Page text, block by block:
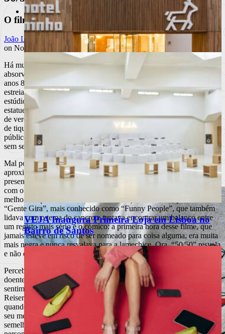
Hotel Minho
Ler mais+
Moda
Notícias
Eventos
Marcas
Beleza /Cosmética
VEJA Inaugura Primeira Loja em Lisboa no
Bairro de Santos
O filme "independente" da praxe.
João Lameira
on Novembro 3, 2011 at 12:35 am
Há muito que a corrente principal do cinema norte-americano
absorveu aquele mais marginal, que teve o seu apogeu em fins dos
anos 80, princípios dos anos 90: já conta como tradição a sazonal
estreia de um filme “independente”, produzido e distribuído por
estúdios “independentes” para concorrer aos Óscares (e ganhar uma
estatuetazita de “Melhor Argumento” ou para um dos actores) que,
de verdadeiramente independente, se fica pela pose e um conjunto
de tiques. Como qualquer outro, este género — cujo alvo é aquele
público que se cansa das grandes produções e procura “algo mais”
sem se esforçar muito — tem os seus altos e baixos.
Mal por mal,“50/50”, de Jonathan Levine, até pela sua
aproximação à comédia “Apatow” (que tem muito a ver com a
presença de Seth Rogen), não é dos mais baixos (em comparação
com o seus congéneres, não é tão bom quanto “Juno”, mas é bem
melhor do que “Os Miúdos Estão Bem”). No entanto, pense-se em
“Gente Gira”, mais conhecido como “Funny People”, que também
lidava com o tema do cancro e tentava encontrar um balanço entre
um registo mais sério e o cómico: a primeira hora desse filme, que
jamais esteve em risco de ser nomeado para coisa alguma, era muita
mais negra e nunca resvalava para a lamechice. Ora, “50/50” resvala
e não é pouco.
Percebe-se que é difícil falar de cancro e das suas consequências no
doente e nas pessoas que lhe são próximas sem cair na
sentimentalidade; para mais, a história é baseada na vida de Will
Reiser, argumentista do filme, a quem foi diagnosticado um cancro
quando tinha pouco mais de vinte anos. Mais ainda, Seth Rogen,
seu melhor amigo, na vida real terá representado um papel
semelhante ao que tem no filme. Mas não era preciso que todas as